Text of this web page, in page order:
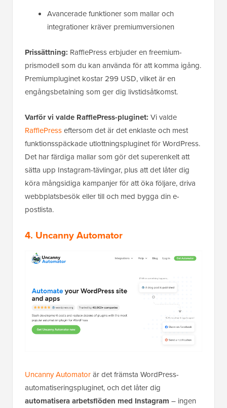
Avancerade funktioner som mallar och
integrationer kräver premiumversionen
Prissättning: RafflePress erbjuder en freemium-
prismodell som du kan använda för att komma igång.
Premiumpluginet kostar 299 USD, vilket är en
engångsbetalning som ger dig livstidsåtkomst.
Varför vi valde RafflePress-pluginet: Vi valde
RafflePresseftersom det är det enklaste och mest
funktionsspäckade utlottningspluginet för WordPress.
Det har färdiga mallar som gör det superenkelt att
sätta upp Instagram-tävlingar, plus att det låter dig
köra mångsidiga kampanjer för att öka följare, driva
webbplatsbesök eller till och med bygga din e-
postlista.
4. Uncanny Automator
Uncanny Automatorär det främsta WordPress-
automatiseringspluginet, och det låter dig
automatisera arbetsflöden med Instagram – ingen